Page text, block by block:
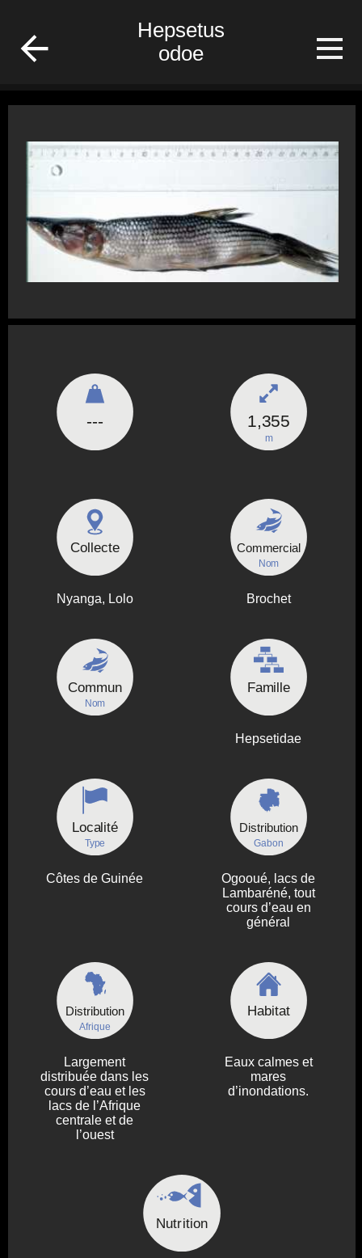
Hepsetus
odoe
--- 1,355
m
Collecte
Nyanga, Lolo
Commercial
Nom
Brochet
Commun
Nom
Famille
Hepsetidae
Localité
Type
Côtes de Guinée
Distribution
Gabon
Ogooué, lacs de
Lambaréné, tout
cours d’eau en
général
Distribution
Afrique
Largement
distribuée dans les
cours d’eau et les
lacs de l’Afrique
centrale et de
l’ouest
Habitat
Eaux calmes et
mares
d’inondations.
Nutrition